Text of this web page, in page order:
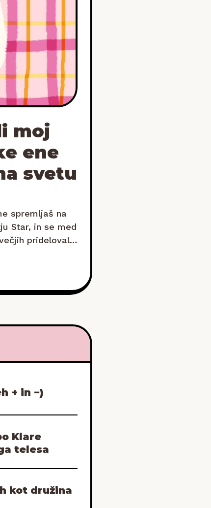
moj
ene
svetu
spremljaš na
Star, in se med
pridelovalk
+ in −)
Klare
telesa
kot družina